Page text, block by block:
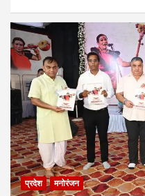
प्रदेश मनोरंजन